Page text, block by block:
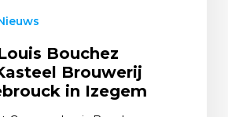
Bouchez
Brouwerij
in Izegem